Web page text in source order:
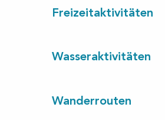
Freizeitaktivitäten
Wasseraktivitäten
Wanderrouten